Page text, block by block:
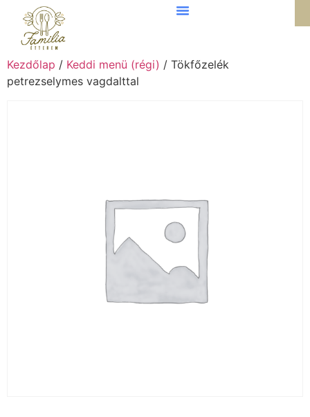
Kezdőlap / Keddi menü (régi) / Tökfőzelék
petrezselymes vagdalttal